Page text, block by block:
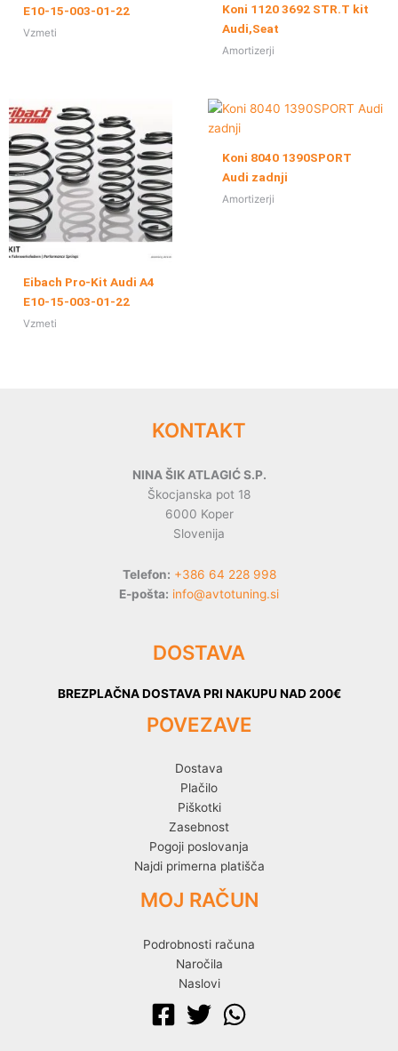
E10-15-003-01-22
Vzmeti
Koni 1120 3692 STR.T kit
Audi,Seat
Amortizerji
Eibach Pro-Kit Audi A4
E10-15-003-01-22
Vzmeti
Koni 8040 1390SPORT
Audi zadnji
Amortizerji
KONTAKT
NINA ŠIK ATLAGIĆ S.P.
Škocjanska pot 18
6000 Koper
Slovenija
Telefon: +386 64 228 998
E-pošta: info@avtotuning.si
DOSTAVA
BREZPLAČNA DOSTAVA PRI NAKUPU NAD 200€
POVEZAVE
Dostava
Plačilo
Piškotki
Zasebnost
Pogoji poslovanja
Najdi primerna platišča
MOJ RAČUN
Podrobnosti računa
Naročila
Naslovi